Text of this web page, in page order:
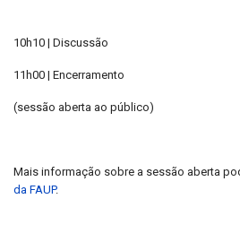
10h10 | Discussão
11h00 | Encerramento
(sessão aberta ao público)
Mais informação sobre a sessão aberta
da FAUP.